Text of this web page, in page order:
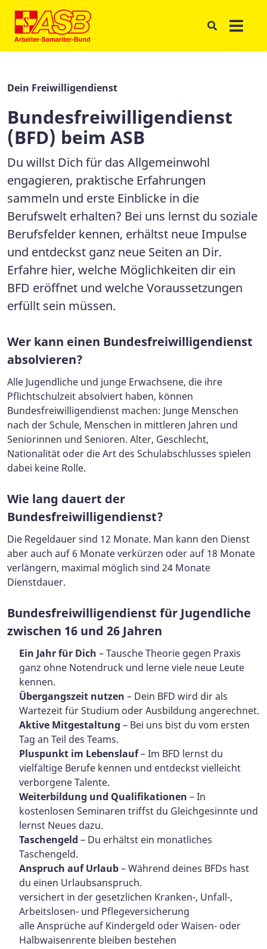
Dein Freiwilligendienst
Bundesfreiwilligendienst
(BFD) beim ASB
Du willst Dich für das Allgemeinwohl
engagieren, praktische Erfahrungen
sammeln und erste Einblicke in die
Berufswelt erhalten? Bei uns lernst du soziale
Berufsfelder kennen, erhältst neue Impulse
und entdeckst ganz neue Seiten an Dir.
Erfahre hier, welche Möglichkeiten dir ein
BFD eröffnet und welche Voraussetzungen
erfüllt sein müssen.
Wer kann einen Bundesfreiwilligendienst
absolvieren?
Alle Jugendliche und junge Erwachsene, die ihre
Pflichtschulzeit absolviert haben, können
Bundesfreiwilligendienst machen: Junge Menschen
nach der Schule, Menschen in mittleren Jahren und
Seniorinnen und Senioren. Alter, Geschlecht,
Nationalität oder die Art des Schulabschlusses spielen
dabei keine Rolle.
Wie lang dauert der
Bundesfreiwilligendienst?
Die Regeldauer sind 12 Monate. Man kann den Dienst
aber auch auf 6 Monate verkürzen oder auf 18 Monate
verlängern, maximal möglich sind 24 Monate
Dienstdauer.
Bundesfreiwilligendienst für Jugendliche
zwischen 16 und 26 Jahren
Ein Jahr für Dich – Tausche Theorie gegen Praxis
ganz ohne Notendruck und lerne viele neue Leute
kennen.
Übergangszeit nutzen – Dein BFD wird dir als
Wartezeit für Studium oder Ausbildung angerechnet.
Aktive Mitgestaltung – Bei uns bist du vom ersten
Tag an Teil des Teams.
Pluspunkt im Lebenslauf– Im BFD lernst du
vielfältige Berufe kennen und entdeckst vielleicht
verborgene Talente.
Weiterbildung und Qualifikationen – In
kostenlosen Seminaren triffst du Gleichgesinnte und
lernst Neues dazu.
Taschengeld – Du erhältst ein monatliches
Taschengeld.
Anspruch auf Urlaub– Während deines BFDs hast
du einen Urlaubsanspruch.
versichert in der gesetzlichen Kranken-, Unfall-,
Arbeitslosen- und Pflegeversicherung
alle Ansprüche auf Kindergeld oder Waisen- oder
Halbwaisenrente bleiben bestehen